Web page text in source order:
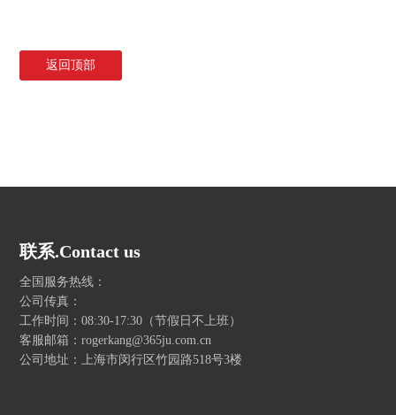
返回顶部
联系.Contact us
全国服务热线：
公司传真：
工作时间：08:30-17:30（节假日不上班）
客服邮箱：rogerkang@365ju.com.cn
公司地址：上海市闵行区竹园路518号3楼